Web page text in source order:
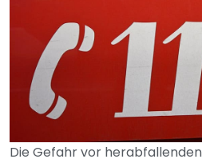
Die Gefahr vor